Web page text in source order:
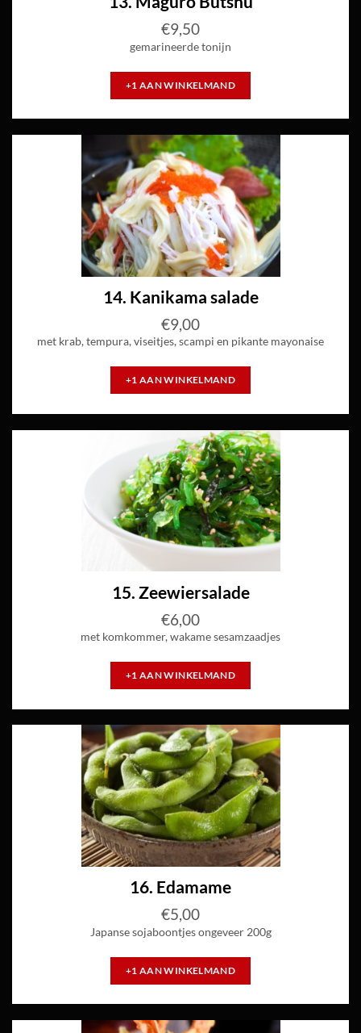
€9,50
gemarineerde tonijn
+1 AAN WINKELMAND
14. Kanikama salade
€9,00
met krab, tempura, viseitjes, scampi en pikante mayonaise
+1 AAN WINKELMAND
15. Zeewiersalade
€6,00
met komkommer, wakame sesamzaadjes
+1 AAN WINKELMAND
16. Edamame
€5,00
Japanse sojaboontjes ongeveer 200g
+1 AAN WINKELMAND